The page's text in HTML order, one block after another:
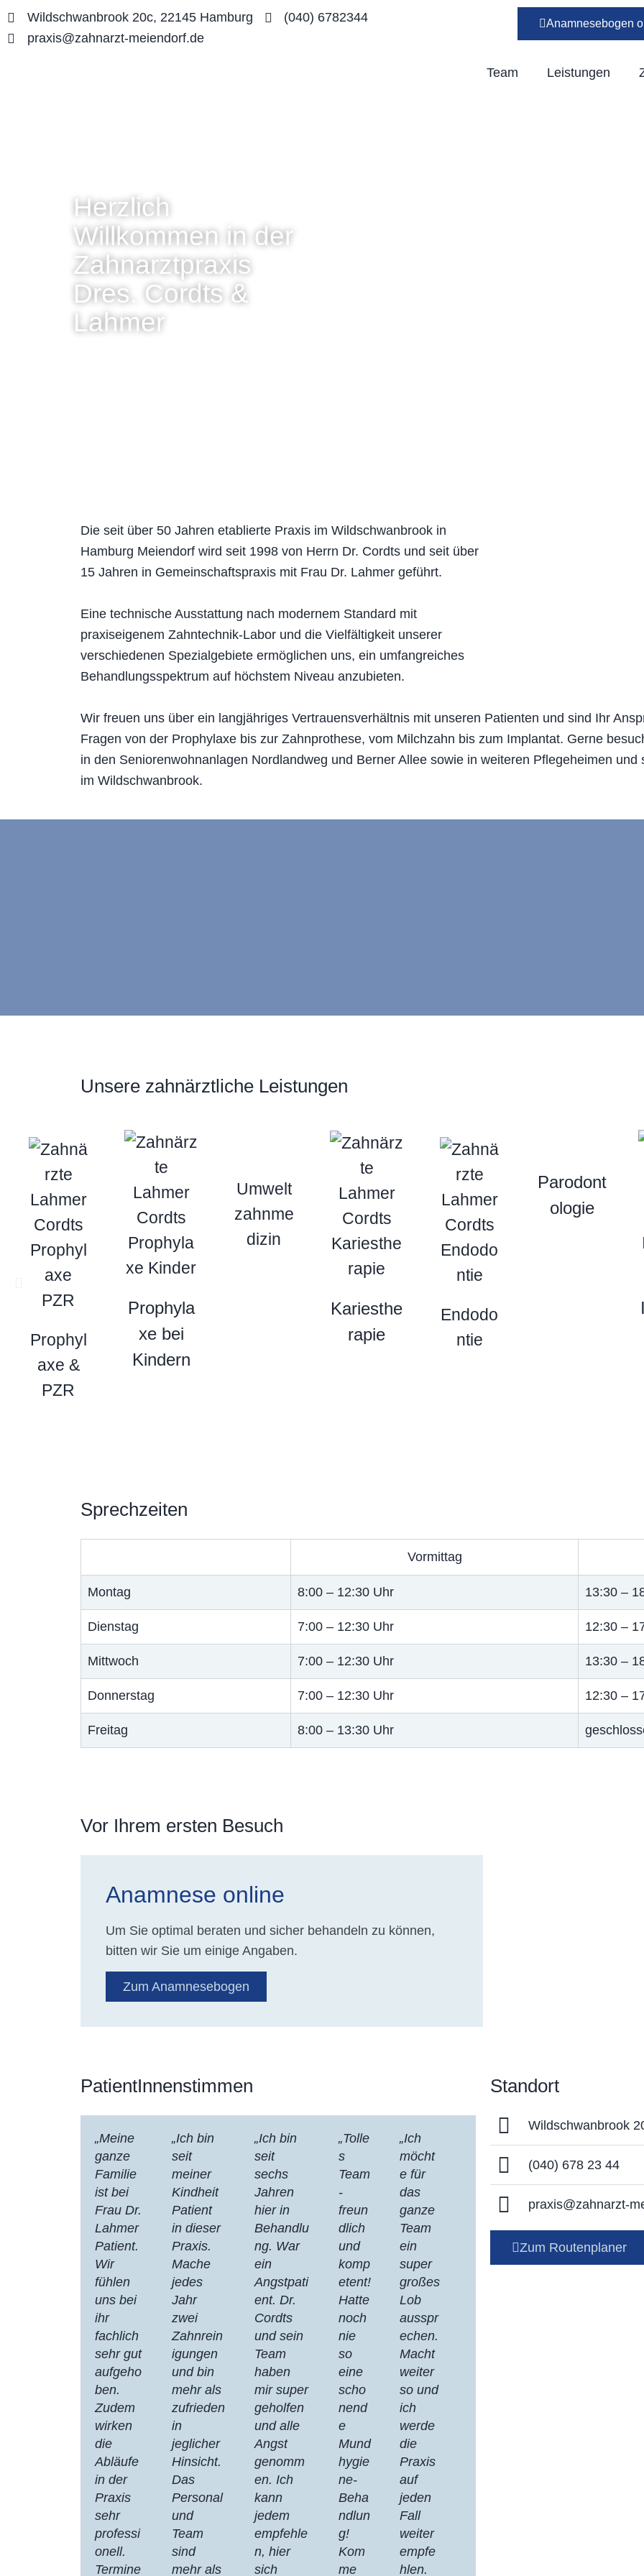
Zum
Inhalt
Wildschwanbrook 20c, 22145 Hamburg
(040) 6782344
praxis@zahnarzt-meiendorf.de
Anamnesebogen
Team Leistungen
Herzlich
Willkommen in der
Zahnarztpraxis
Dres. Cordts &
Lahmer
Die seit über 50 Jahren etablierte Praxis im Wildschwanbrook in
Hamburg Meiendorf wird seit 1998 von Herrn Dr. Cordts und seit über
15 Jahren in Gemeinschaftspraxis mit Frau Dr. Lahmer geführt.
Eine technische Ausstattung nach modernem Standard mit
praxiseigenem Zahntechnik-Labor und die Vielfältigkeit unserer
verschiedenen Spezialgebiete ermöglichen uns, ein umfangreiches
Behandlungsspektrum auf höchstem Niveau anzubieten.
Wir freuen uns über ein langjähriges Vertrauensverhältnis mit unseren Patienten und sind Ihr
Fragen von der Prophylaxe bis zur Zahnprothese, vom Milchzahn bis zum Implantat. Gerne
in den Seniorenwohnanlagen Nordlandweg und Berner Allee sowie in weiteren Pflegeheimen
im Wildschwanbrook.
Unsere zahnärztliche Leistungen
Prophyl
axe &
PZR
Prophyla
xe bei
Kindern
Umwelt
zahnme
dizin
Kariesthe
rapie
Endodo
ntie
Parodont
ologie
Sprechzeiten
Vormittag
Montag 8:00 – 12:30 Uhr 13:30 –
Dienstag 7:00 – 12:30 Uhr 12:30 –
Mittwoch 7:00 – 12:30 Uhr 13:30 –
Donnerstag 7:00 – 12:30 Uhr 12:30 –
Freitag 8:00 – 13:30 Uhr
Vor Ihrem ersten Besuch
Anamnese online
Um Sie optimal beraten und sicher behandeln zu können,
bitten wir Sie um einige Angaben.
Zum Anamnesebogen
PatientInnenstimmen
„Meine
ganze
Familie
ist bei
Frau Dr.
Lahmer
Patient.
Wir
fühlen
uns bei
ihr
fachlich
sehr gut
aufgeho
ben.
Zudem
wirken
die
Abläufe
in der
Praxis
sehr
professi
onell.
Termine
„Ich bin
seit
meiner
Kindheit
Patient
in dieser
Praxis.
Mache
jedes
Jahr
zwei
Zahnrein
igungen
und bin
mehr als
zufrieden
in
jeglicher
Hinsicht.
Das
Personal
und
Team
sind
mehr als
„Ich bin
seit
sechs
Jahren
hier in
Behandlu
ng. War
ein
Angstpati
ent. Dr.
Cordts
und sein
Team
haben
mir super
geholfen
und alle
Angst
genomm
en. Ich
kann
jedem
empfehle
n, hier
sich
„Tolle
s
Team
-
freun
dlich
und
komp
etent!
Hatte
noch
nie
so
eine
scho
nend
e
Mund
hygie
ne-
Beha
ndlun
g!
Kom
me
„Ich
möcht
e für
das
ganze
Team
ein
super
großes
Lob
ausspr
echen.
Macht
weiter
so und
ich
werde
die
Praxis
auf
jeden
Fall
weiter
empfe
hlen.
Standort
Wildschwanbrook
(040) 678 23 44
praxis@zahnarzt-
Zum Routenplaner